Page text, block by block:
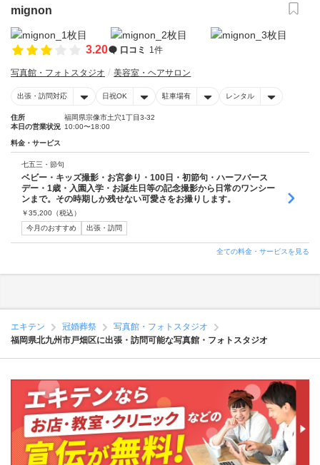
mignon
3.20 口コミ 1件
写真館・フォトスタジオ 美容室・ヘアサロン
出張・訪問対応 日祝OK 駐車場有 レンタル
住所
福岡県宗像市土穴1丁目3-32
本日の営業状況 10:00〜18:00
料金・サービス
七五三・節句
ベビー・キッズ撮影・お宮参り・100日・初節句・ハーフバース
デー・1歳・入園入学・お誕生日等の記念撮影から日常のワンシー
ンまで。その時期しか残せない可愛さをお撮りします。
￥35,200 （税込）
今月のおすすめ
出張・訪問
全ての料金・サービスを見る
エキテン 冠婚葬祭
写真館・フォトスタジオ
福岡県北九州市戸畑区に出張・訪問可能な写真館・フォトスタジオ